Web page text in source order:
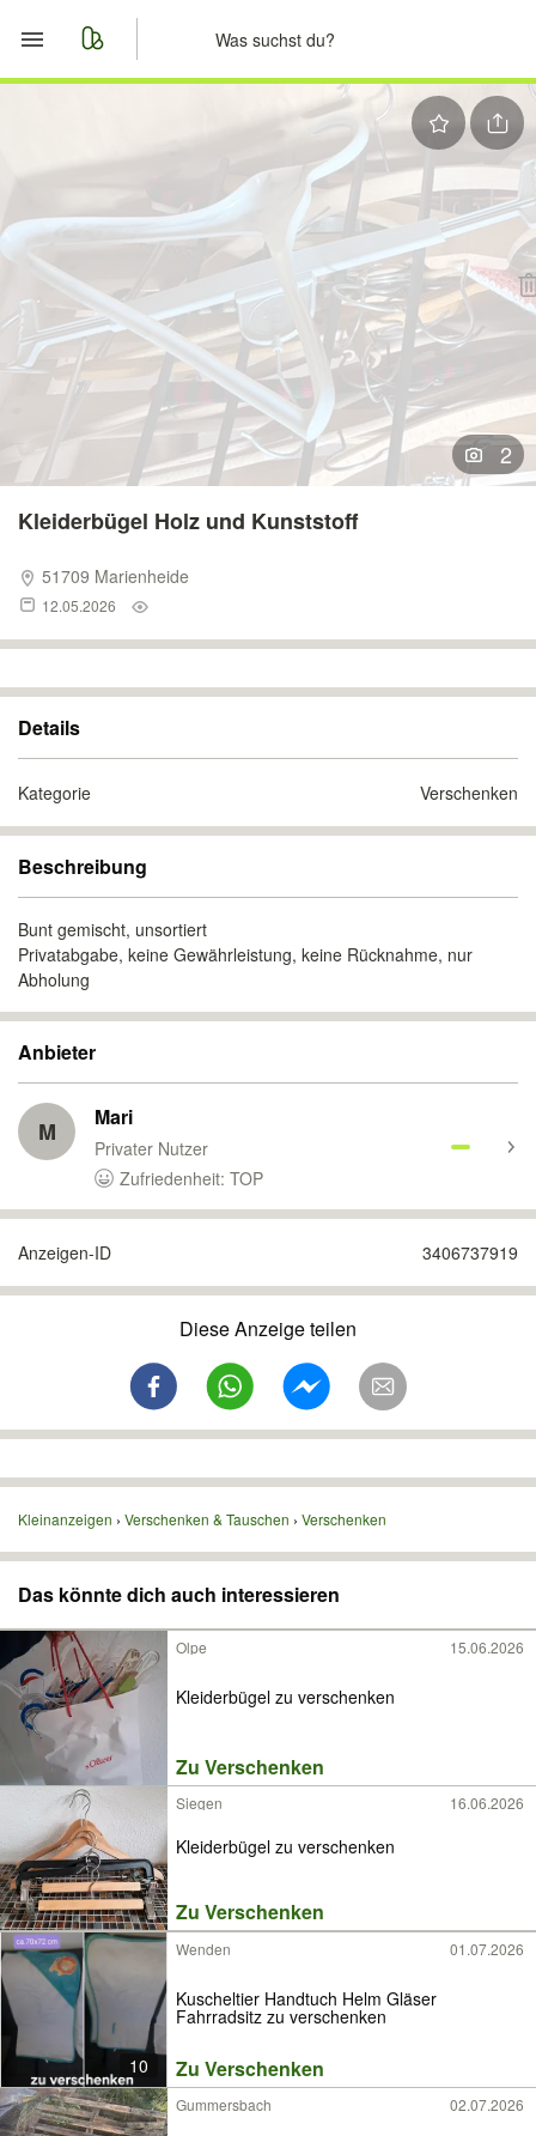
Merkliste
Nachrichten
Anzeige aufgeben
2
Kleiderbügel Holz und Kunststoff
51709 Marienheide
12.05.2026
Details
Kategorie Verschenken
Beschreibung
Bunt gemischt, unsortiert
Privatabgabe, keine Gewährleistung, keine Rücknahme, nur
Abholung
Anbieter
M Mari
Privater Nutzer
Zufriedenheit: TOP
Anzeigen-ID 3406737919
Diese Anzeige teilen
Kleinanzeigen Verschenken & Tauschen Verschenken
Das könnte dich auch interessieren
Olpe 15.06.2026
Kleiderbügel zu verschenken
Zu Verschenken
Siegen 16.06.2026
Kleiderbügel zu verschenken
Zu Verschenken
10
Wenden 01.07.2026
Kuscheltier Handtuch Helm Gläser
Fahrradsitz zu verschenken
Zu Verschenken
Gummersbach 02.07.2026